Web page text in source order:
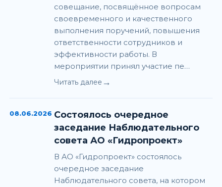
совещание, посвящённое вопросам
своевременного и качественного
выполнения поручений, повышения
ответственности сотрудников и
эффективности работы. В
мероприятии принял участие пе…
Читать далее →
08.06.2026 Состоялось очередное
заседание Наблюдательного
совета АО «Гидропроект»
В АО «Гидропроект» состоялось
очередное заседание
Наблюдательного совета, на котором